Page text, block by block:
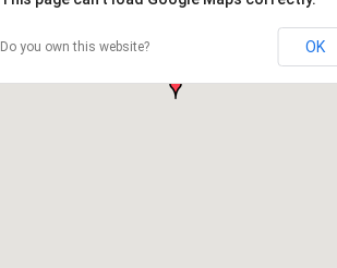
Do you own this website? OK